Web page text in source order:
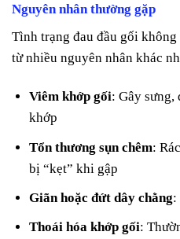
Nguyên nhân thường gặp
Tình trạng đau đầu gối
từ nhiều nguyên nhân khác
Viêm khớp gối: Gây sưng,
khớp
Tổn thương sụn chêm:
bị “kẹt” khi gập
Giãn hoặc đứt dây chằng:
Thoái hóa khớp gối: